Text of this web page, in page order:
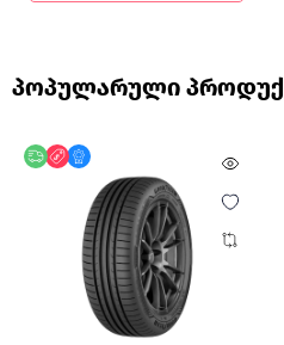
პოპულარული
უფასო მიწოდება
ფასდაკლება